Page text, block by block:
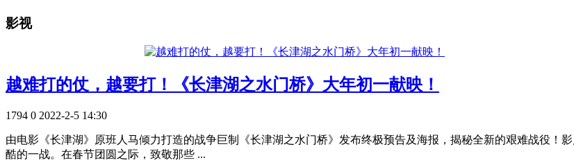
影视
越难打的仗，越要打！《长津湖之水门桥》大年初一献映！
1794 0 2022-2-5 14:30
由电影《长津湖》原班人马倾力打造的战争巨制《长津湖之水门桥》发布终极预告及海报，揭秘全新的艰难战役！
酷的一战。在春节团圆之际，致敬那些 ...